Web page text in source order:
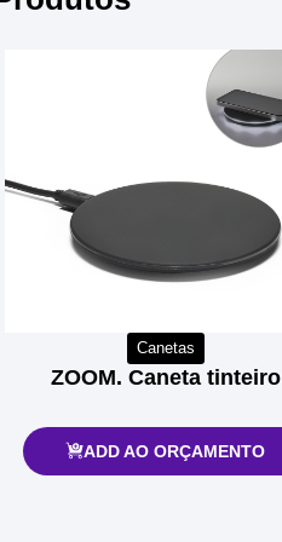
Canetas
ZOOM. Caneta tinteiro
ADD AO ORÇAMENTO